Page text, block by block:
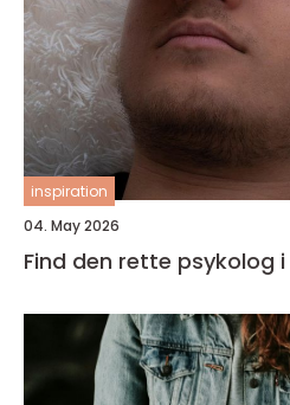
inspiration
04. May 2026
Find den rette psykolog